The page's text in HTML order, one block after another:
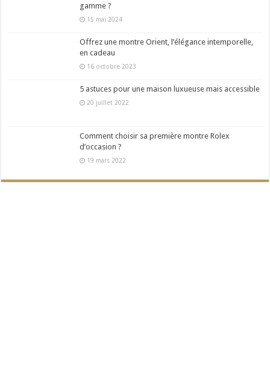
gamme ?
15 mai 2024
Offrez une montre Orient, l’élégance intemporelle,
en cadeau
16 octobre 2023
5 astuces pour une maison luxueuse mais accessible
20 juillet 2022
Comment choisir sa première montre Rolex
d’occasion ?
19 mars 2022